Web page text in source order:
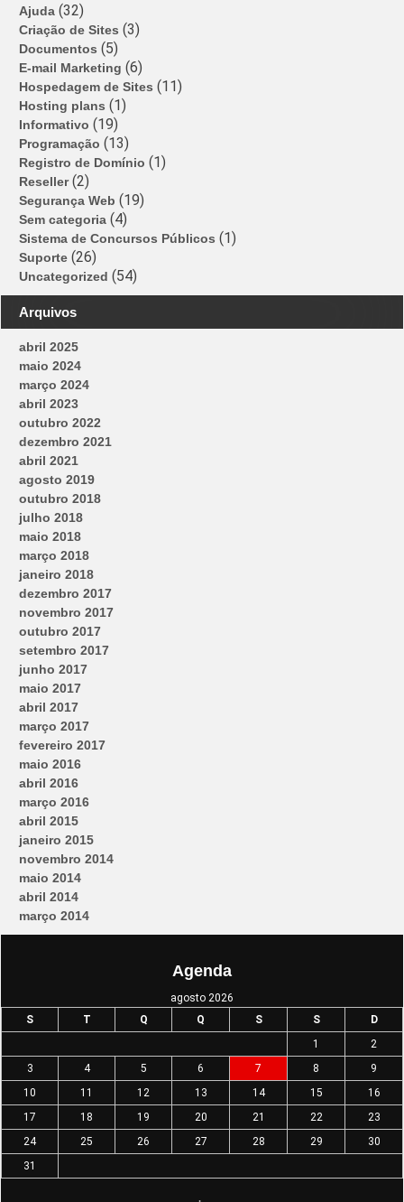
Ajuda (32)
Criação de Sites (3)
Documentos (5)
E-mail Marketing (6)
Hospedagem de Sites (11)
Hosting plans (1)
Informativo (19)
Programação (13)
Registro de Domínio (1)
Reseller(2)
Segurança Web (19)
Sem categoria (4)
Sistema de Concursos Públicos (1)
Suporte (26)
Uncategorized (54)
Arquivos
abril 2025
maio 2024
março 2024
abril 2023
outubro 2022
dezembro 2021
abril 2021
agosto 2019
outubro 2018
julho 2018
maio 2018
março 2018
janeiro 2018
dezembro 2017
novembro 2017
outubro 2017
setembro 2017
junho 2017
maio 2017
abril 2017
março 2017
fevereiro 2017
maio 2016
abril 2016
março 2016
abril 2015
janeiro 2015
novembro 2014
maio 2014
abril 2014
março 2014
Agenda
agosto 2026
S
T Q Q S S
D
1
2
3
4 5 6 7 8
9
10
11 12 13 14 15
16
17
18 19 20 21 22
23
24
25 26 27 28 29
30
31